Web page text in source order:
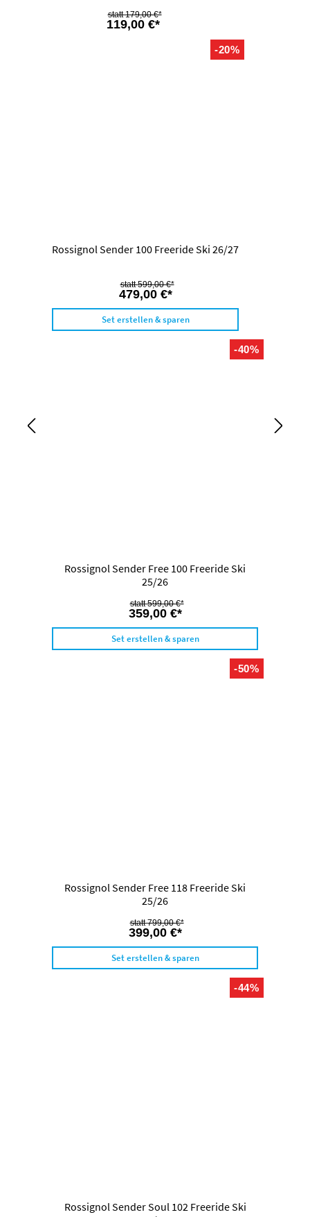
119,00 €*
179,00 €*
-20%
Rossignol Sender 100 Freeride Ski 26/27
479,00 €*
599,00 €*
Set erstellen & sparen
-40%
Rossignol Sender Free 100 Freeride Ski
25/26
359,00 €*
599,00 €*
Set erstellen & sparen
-50%
Rossignol Sender Free 118 Freeride Ski
25/26
399,00 €*
799,00 €*
Set erstellen & sparen
-44%
Rossignol Sender Soul 102 Freeride Ski